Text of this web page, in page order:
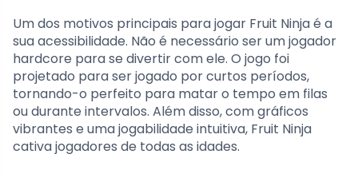
Um dos motivos principais para jogar Fruit Ninja é a
sua acessibilidade. Não é necessário ser um jogador
hardcore para se divertir com ele. O jogo foi
projetado para ser jogado por curtos períodos,
tornando-o perfeito para matar o tempo em filas
ou durante intervalos. Além disso, com gráficos
vibrantes e uma jogabilidade intuitiva, Fruit Ninja
cativa jogadores de todas as idades.